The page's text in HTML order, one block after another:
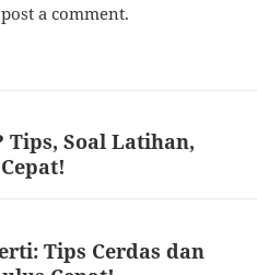
a comment.
Tips, Soal Latihan,
Tips Cerdas dan